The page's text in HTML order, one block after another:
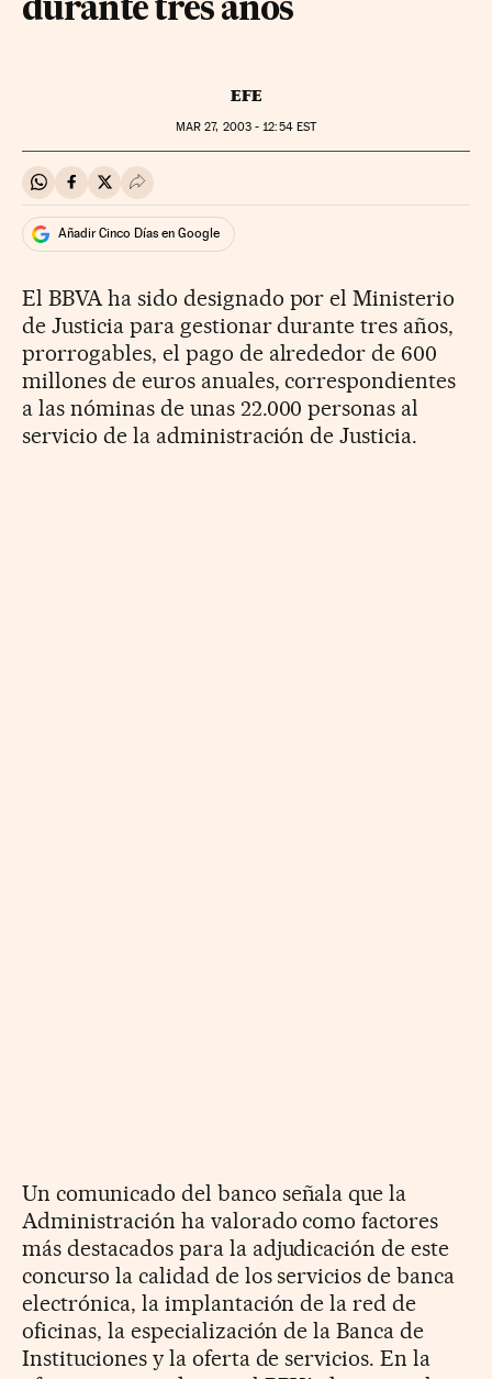
durante tres años
EFE
MAR 27, 2003 - 12:54EST
Compartir en Whatsapp
Compartir en Facebook
Compartir en Twitter
Desplegar Redes Sociales
Añadir Cinco Días en Google
El BBVA ha sido designado por el Ministerio
de Justicia para gestionar durante tres años,
prorrogables, el pago de alrededor de 600
millones de euros anuales, correspondientes
a las nóminas de unas 22.000 personas al
servicio de la administración de Justicia.
Un comunicado del banco señala que la
Administración ha valorado como factores
más destacados para la adjudicación de este
concurso la calidad de los servicios de banca
electrónica, la implantación de la red de
oficinas, la especialización de la Banca de
Instituciones y la oferta de servicios. En la